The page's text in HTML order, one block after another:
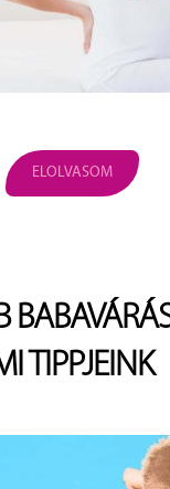
ELOLVASOM
TIPPJEINK